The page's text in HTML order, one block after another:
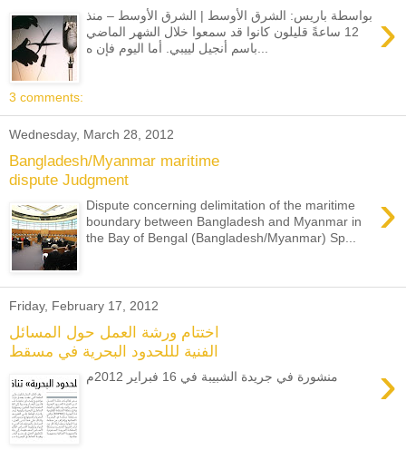
›
بواسطة باريس: الشرق الأوسط | الشرق الأوسط – منذ
12 ساعةً قليلون كانوا قد سمعوا خلال الشهر الماضي
باسم أنجيل لييبي. أما اليوم فإن ه...
3 comments:
Wednesday, March 28, 2012
Bangladesh/Myanmar maritime
dispute Judgment
›
Dispute concerning delimitation of the maritime
boundary between Bangladesh and Myanmar in
the Bay of Bengal (Bangladesh/Myanmar) Sp...
Friday, February 17, 2012
اختتام ورشة العمل حول المسائل
الفنية لللحدود البحرية في مسقط
› منشورة في جريدة الشبيبة في 16 فبراير 2012م